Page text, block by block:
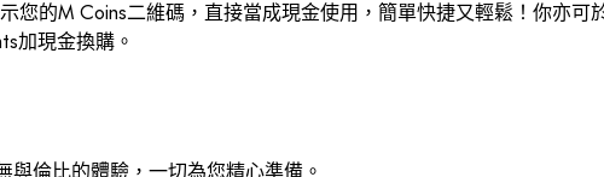
您的M Coins二維碼，直接當成現金使用，簡單快捷又輕鬆！你亦可
加現金換購。
與倫比的體驗，一切為您精心準備。